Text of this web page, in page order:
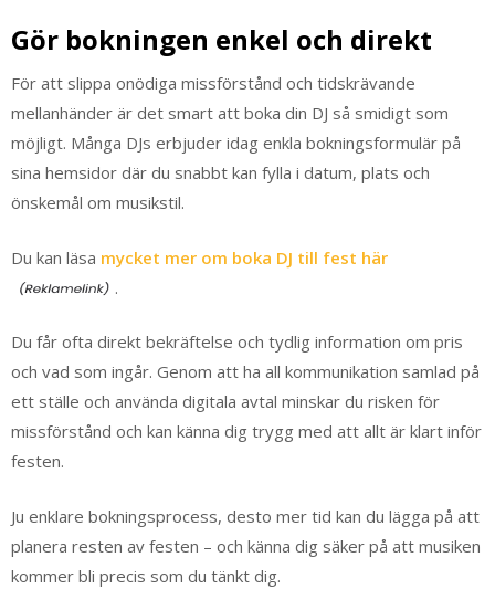
Gör bokningen enkel och direkt
För att slippa onödiga missförstånd och tidskrävande
mellanhänder är det smart att boka din DJ så smidigt som
möjligt. Många DJs erbjuder idag enkla bokningsformulär på
sina hemsidor där du snabbt kan fylla i datum, plats och
önskemål om musikstil.
Du kan läsa mycket mer om boka DJ till fest här
.
Du får ofta direkt bekräftelse och tydlig information om pris
och vad som ingår. Genom att ha all kommunikation samlad på
ett ställe och använda digitala avtal minskar du risken för
missförstånd och kan känna dig trygg med att allt är klart inför
festen.
Ju enklare bokningsprocess, desto mer tid kan du lägga på att
planera resten av festen – och känna dig säker på att musiken
kommer bli precis som du tänkt dig.